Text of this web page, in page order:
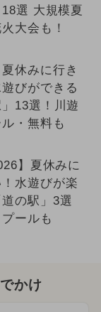
選 大規模夏
大会も！
夏休みに行き
びができる
」13選！川遊
・無料も
】夏休みに
水遊びが楽
の駅」3選
ールも
かけ